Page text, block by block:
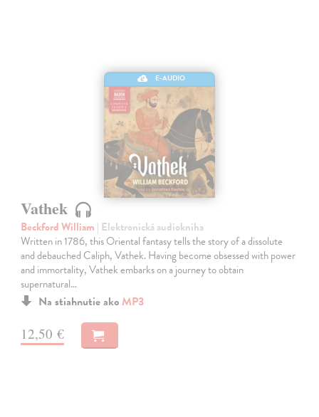
E-AUDIO
Vathek
Beckford William | Elektronická audiokniha
Written in 1786, this Oriental fantasy tells the story of a dissolute
and debauched Caliph, Vathek. Having become obsessed with power
and immortality, Vathek embarks on a journey to obtain
supernatural…
Na stiahnutie ako MP3
12,50 €